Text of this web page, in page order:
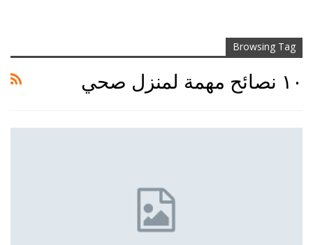
Browsing Tag
١٠ نصائح مهمة لمنزل صحي